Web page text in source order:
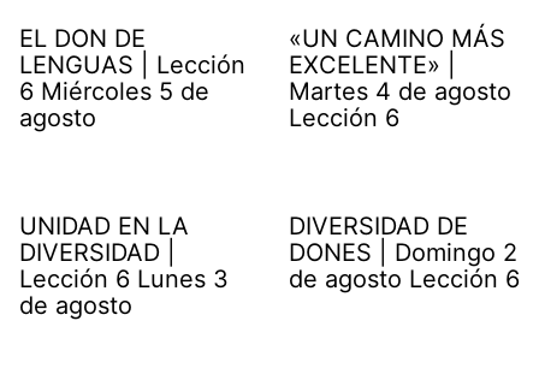
EL DON DE
LENGUAS | Lección
6 Miércoles 5 de
agosto
«UN CAMINO MÁS
EXCELENTE» |
Martes 4 de agosto
Lección 6
UNIDAD EN LA
DIVERSIDAD |
Lección 6 Lunes 3
de agosto
DIVERSIDAD DE
DONES | Domingo 2
de agosto Lección 6